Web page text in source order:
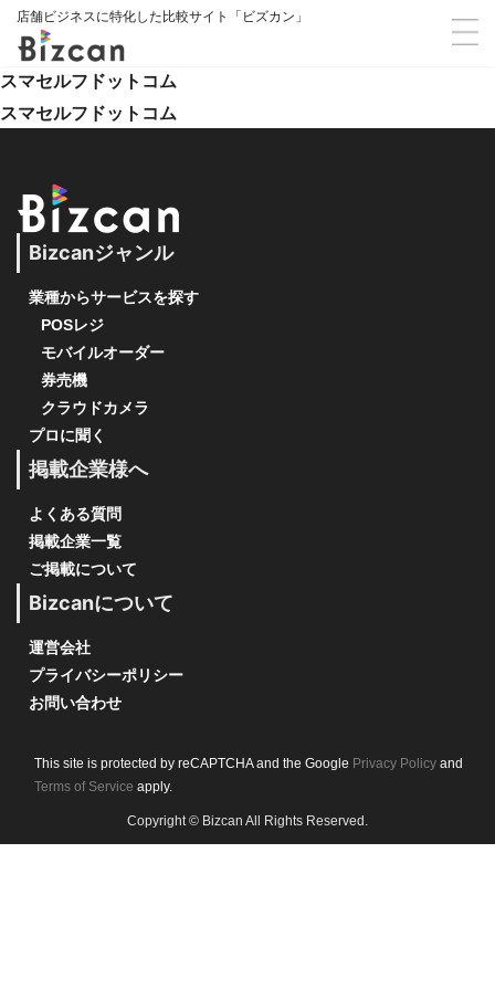
店舗ビジネスに特化した比較サイト「ビズカン」
スマセルフドットコム
スマセルフドットコム
Bizcanジャンル
業種からサービスを探す
POSレジ
モバイルオーダー
券売機
クラウドカメラ
プロに聞く
掲載企業様へ
よくある質問
掲載企業一覧
ご掲載について
Bizcanについて
運営会社
プライバシーポリシー
お問い合わせ
This site is protected by reCAPTCHA and the Google Privacy Policy and
Terms of Service apply.
Copyright © Bizcan All Rights Reserved.